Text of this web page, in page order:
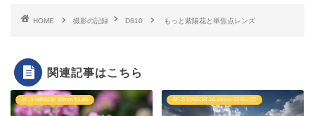
HOME 撮影の記録 D810 もっと紫陽花と単焦点レンズ
関連記事はこちら
AF-S NIKKOR 50mm f/1.8G AF-S NIKKOR 14-24mm f/2.8G ED